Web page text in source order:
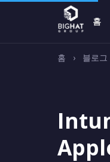
홈
홈 › 블로그